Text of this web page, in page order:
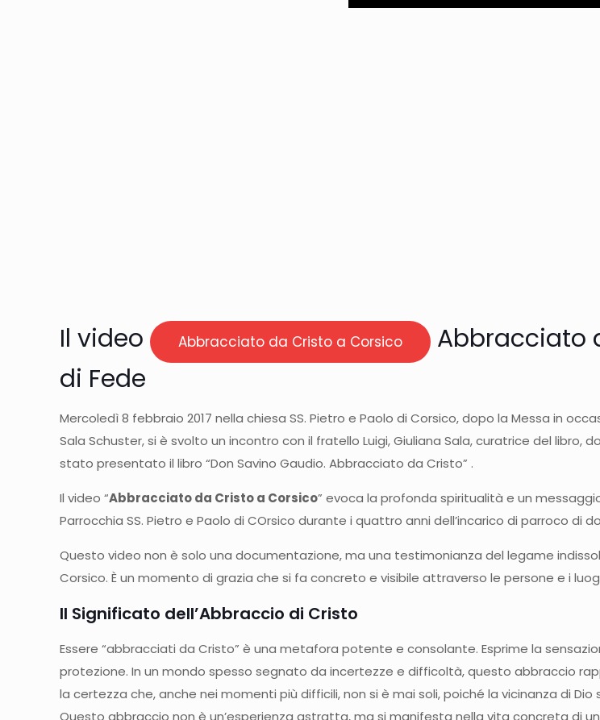
Il video Abbracciato da Cristo a Corsico
Abbracciato
di Fede
Mercoledì 8 febbraio 2017 nella chiesa SS. Pietro e Paolo di Corsico, dopo la Messa in
Sala Schuster, si è svolto un incontro con il fratello Luigi, Giuliana Sala, curatrice del libro,
stato presentato il libro “Don Savino Gaudio. Abbracciato da Cristo” .
Il video “Abbracciato da Cristo a Corsico” evoca la profonda spiritualità e un
Parrocchia SS. Pietro e Paolo di COrsico durante i quattro anni dell’incarico di parroco di
Questo video non è solo una documentazione, ma una testimonianza del legame
Corsico. È un momento di grazia che si fa concreto e visibile attraverso le persone e i
Il Significato dell’Abbraccio di Cristo
Essere “abbracciati da Cristo” è una metafora potente e consolante. Esprime la
protezione. In un mondo spesso segnato da incertezze e difficoltà, questo abbraccio
la certezza che, anche nei momenti più difficili, non si è mai soli, poiché la vicinanza di
Questo abbraccio non è un’esperienza astratta, ma si manifesta nella vita concreta di